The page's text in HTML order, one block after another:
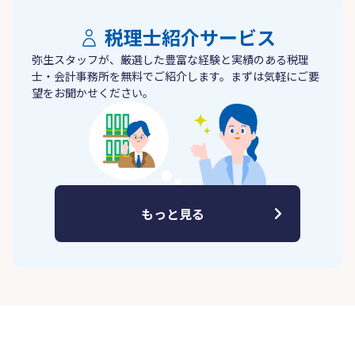
税理士紹介サービス
弥生スタッフが、厳選した豊富な経験と実績のある税理
士・会計事務所を無料でご紹介します。まずは気軽にご要
望をお聞かせください。
もっと見る